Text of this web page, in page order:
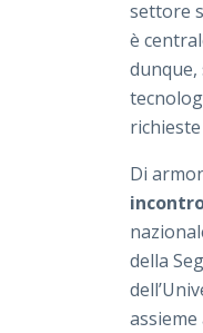
settore
è
dunque,
richieste
Di
della
assieme